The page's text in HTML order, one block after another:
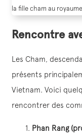
la fille cham au
Rencontre
Les Cham,
présents
Vietnam. Voici
rencontrer des
Phan Rang